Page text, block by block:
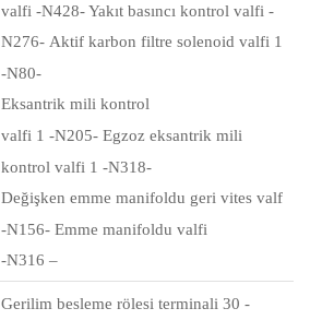
valfi -N428- Yakıt basıncı kontrol valfi -
N276- Aktif karbon filtre solenoid valfi 1
-N80-
Eksantrik mili kontrol
valfi 1 -N205- Egzoz eksantrik mili
kontrol valfi 1 -N318-
Değişken emme manifoldu geri vites valf
-N156- Emme manifoldu valfi
-N316 –
Gerilim besleme rölesi terminali 30 -